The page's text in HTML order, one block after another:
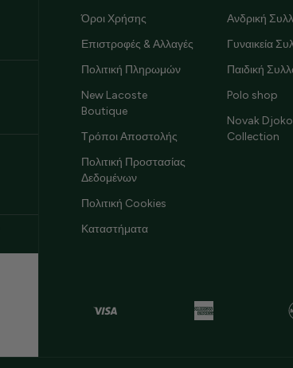
Όροι Χρήσης
Επιστροφές & Αλλαγές
Πολιτική Πληρωμών
New Lacoste
Boutique
Τρόποι Αποστολής
Πολιτική Προστασίας
Δεδομένων
Πολιτική Cookies
Καταστήματα
Ανδρική
Γυναικεία
Παιδική
Polo shop
Novak
Collection